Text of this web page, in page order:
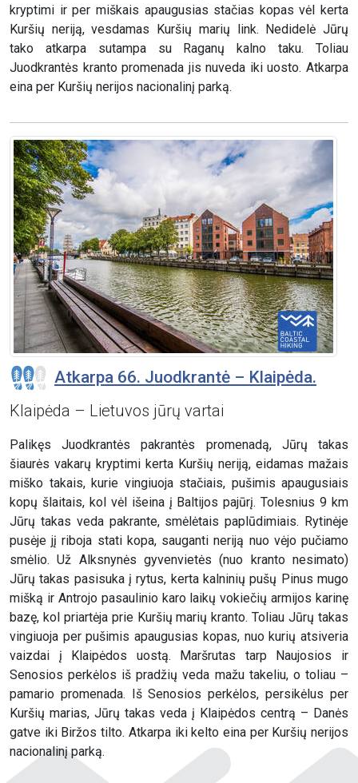
kryptimi ir per miškais apaugusias stačias kopas vėl kerta
Kuršių neriją, vesdamas Kuršių marių link. Nedidelė Jūrų
tako atkarpa sutampa su Raganų kalno taku. Toliau
Juodkrantės kranto promenada jis nuveda iki uosto. Atkarpa
eina per Kuršių nerijos nacionalinį parką.
Atkarpa 66. Juodkrantė – Klaipėda.
Klaipėda – Lietuvos jūrų vartai
Palikęs Juodkrantės pakrantės promenadą, Jūrų takas
šiaurės vakarų kryptimi kerta Kuršių neriją, eidamas mažais
miško takais, kurie vingiuoja stačiais, pušimis apaugusiais
kopų šlaitais, kol vėl išeina į Baltijos pajūrį. Tolesnius 9 km
Jūrų takas veda pakrante, smėlėtais paplūdimiais. Rytinėje
pusėje jį riboja stati kopa, sauganti neriją nuo vėjo pučiamo
smėlio. Už Alksnynės gyvenvietės (nuo kranto nesimato)
Jūrų takas pasisuka į rytus, kerta kalninių pušų Pinus mugo
mišką ir Antrojo pasaulinio karo laikų vokiečių armijos karinę
bazę, kol priartėja prie Kuršių marių kranto. Toliau Jūrų takas
vingiuoja per pušimis apaugusias kopas, nuo kurių atsiveria
vaizdai į Klaipėdos uostą. Maršrutas tarp Naujosios ir
Senosios perkėlos iš pradžių veda mažu takeliu, o toliau –
pamario promenada. Iš Senosios perkėlos, persikėlus per
Kuršių marias, Jūrų takas veda į Klaipėdos centrą – Danės
gatve iki Biržos tilto. Atkarpa iki kelto eina per Kuršių nerijos
nacionalinį parką.